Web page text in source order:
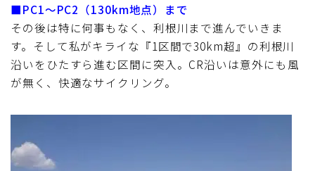
■PC1～PC2（130km地点）まで
その後は特に何事もなく、利根川まで進んでいきま
す。そして私がキライな『1区間で30km超』の利根川
沿いをひたすら進む区間に突入。CR沿いは意外にも風
が無く、快適なサイクリング。